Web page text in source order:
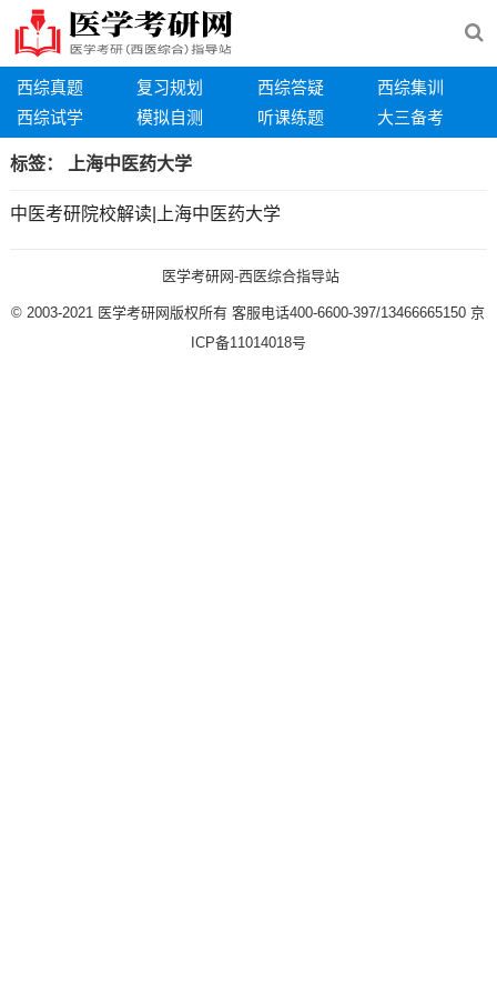
西综真题 复习规划 西综答疑
西综集训
西综试学
模拟自测 听课练题 大三备考
标签： 上海中医药大学
中医考研院校解读|上海中医药大学
医学考研网-西医综合指导站
© 2003-2021 医学考研网版权所有 客服电话400-6600-397/13466665150 京
ICP备11014018号